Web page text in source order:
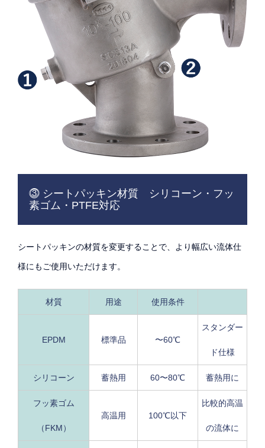
⓷ シートパッキン材質 シリコーン・フッ
素ゴム・PTFE対応
シートパッキンの材質を変更することで、より幅広い流体仕
様にもご使用いただけます。
材質 用途 使用条件
EPDM 標準品 〜60℃
スタンダー
ド仕様
シリコーン 蓄熱用 60〜80℃ 蓄熱用に
フッ素ゴム
（FKM）
高温用 100℃以下
比較的高温
の流体に